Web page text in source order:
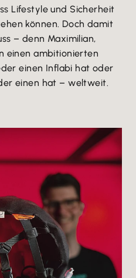
Lifestyle und Sicherheit
können. Doch damit
– denn Maximilian,
einen ambitionierten
einen Inflabi hat oder
einen hat – weltweit.